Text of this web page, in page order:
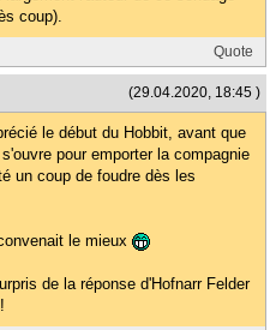
coup).
Quote
(29.04.2020, 18:45 )
le début du Hobbit, avant que
pour emporter la compagnie
un coup de foudre dès les
le mieux
de la réponse d'Hofnarr Felder